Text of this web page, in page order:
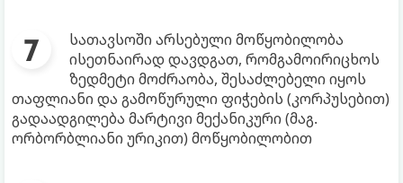
სათავსოში არსებული მოწყობილობა
ისეთნაირად დავდგათ, რომგამოირიცხოს
ზედმეტი მოძრაობა, შესაძლებელი იყოს
თაფლიანი და გამოწურული ფიჭების (კორპუსებით)
გადაადგილება მარტივი მექანიკური (მაგ.
ორბორბლიანი ურიკით) მოწყობილობით